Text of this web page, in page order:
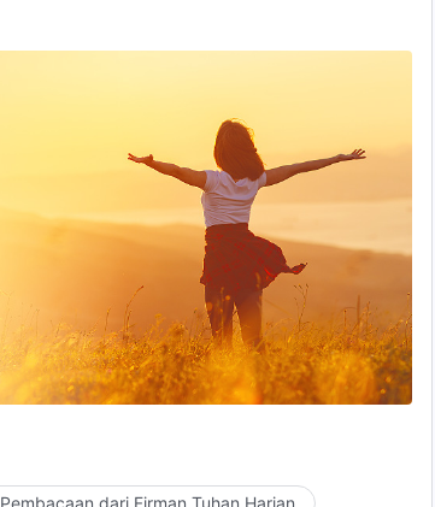
Pembacaan dari Firman Tuhan Harian